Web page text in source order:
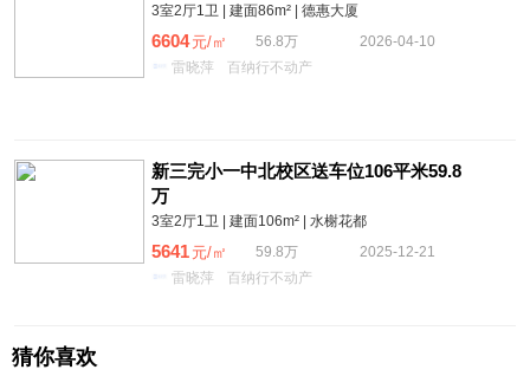
3室2厅1卫 | 建面86m² | 德惠大厦
6604 元/㎡ 56.8万
2026-04-10
雷晓萍
百纳行不动产
新三完小一中北校区送车位106平米59.8
万
3室2厅1卫 | 建面106m² | 水榭花都
5641 元/㎡ 59.8万
2025-12-21
雷晓萍
百纳行不动产
猜你喜欢